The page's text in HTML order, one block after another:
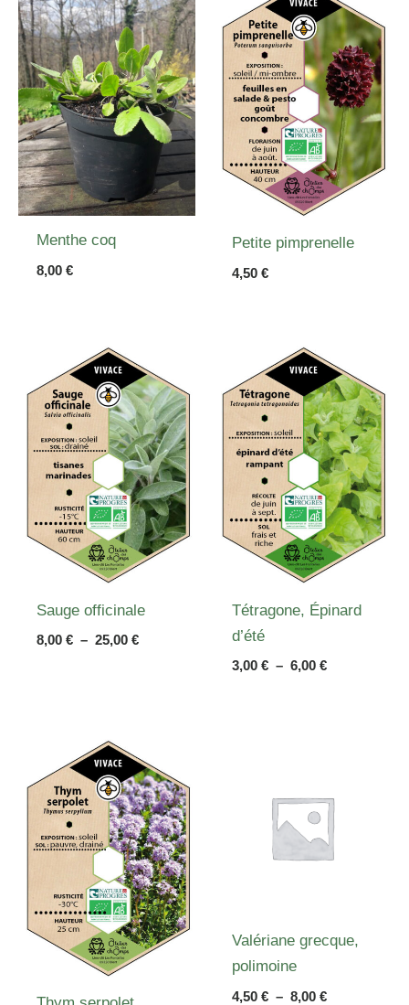
Menthe coq
8,00€
Petite pimprenelle
4,50€
Sauge officinale
8,00€ – 25,00€Plage
Tétragone, Épinard
d’été
3,00€ – 6,00€Plage
Valériane grecque,
polimoine
4,50€ – 8,00€Plage